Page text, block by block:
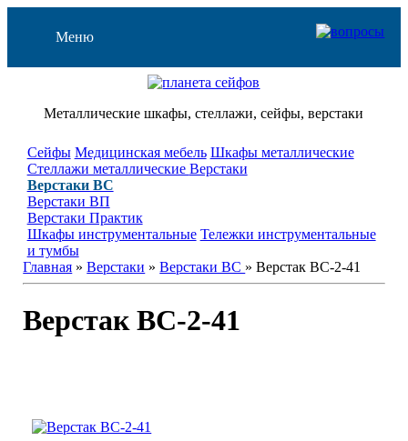
Меню
Металлические шкафы, стеллажи, сейфы, верстаки
Сейфы Медицинская мебель Шкафы металлические
Стеллажи металлические Верстаки
Верстаки ВС
Верстаки ВП
Верстаки Практик
Шкафы инструментальные Тележки инструментальные
и тумбы
Главная »Верстаки »Верстаки ВС » Верстак ВС-2-41
Верстак ВС-2-41